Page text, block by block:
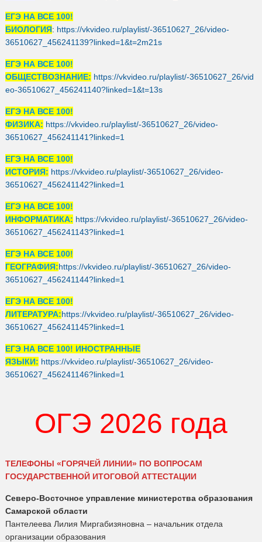
ЕГЭ НА ВСЕ 100!
БИОЛОГИЯ: https://vkvideo.ru/playlist/-36510627_26/video-
36510627_456241139?linked=1&t=2m21s
ЕГЭ НА ВСЕ 100!
ОБЩЕСТВОЗНАНИЕ: https://vkvideo.ru/playlist/-36510627_26/vid
eo-36510627_456241140?linked=1&t=13s
ЕГЭ НА ВСЕ 100!
ФИЗИКА: https://vkvideo.ru/playlist/-36510627_26/video-
36510627_456241141?linked=1
ЕГЭ НА ВСЕ 100!
ИСТОРИЯ: https://vkvideo.ru/playlist/-36510627_26/video-
36510627_456241142?linked=1
ЕГЭ НА ВСЕ 100!
ИНФОРМАТИКА: https://vkvideo.ru/playlist/-36510627_26/video-
36510627_456241143?linked=1
ЕГЭ НА ВСЕ 100!
ГЕОГРАФИЯ:https://vkvideo.ru/playlist/-36510627_26/video-
36510627_456241144?linked=1
ЕГЭ НА ВСЕ 100!
ЛИТЕРАТУРА:https://vkvideo.ru/playlist/-36510627_26/video-
36510627_456241145?linked=1
ЕГЭ НА ВСЕ 100! ИНОСТРАННЫЕ
ЯЗЫКИ: https://vkvideo.ru/playlist/-36510627_26/video-
36510627_456241146?linked=1
ОГЭ 2026 года
ТЕЛЕФОНЫ «ГОРЯЧЕЙ ЛИНИИ» ПО ВОПРОСАМ
ГОСУДАРСТВЕННОЙ ИТОГОВОЙ АТТЕСТАЦИИ
Северо-Восточное управление министерства образования
Самарской области
Пантелеева Лилия Миргабизяновна – начальник отдела
организации образования